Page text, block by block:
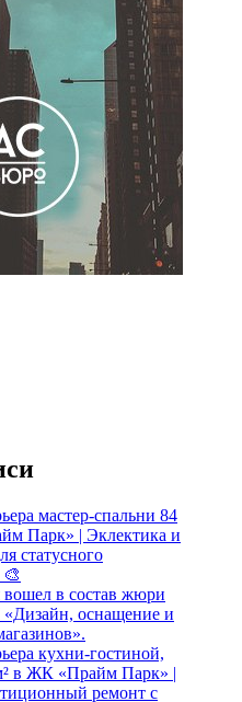
мастер-спальни 84
Парк» | Эклектика и
статусного
🎨
вошел в состав жюри
оснащение и
кухни-гостиной,
в ЖК «Прайм Парк» |
ремонт с